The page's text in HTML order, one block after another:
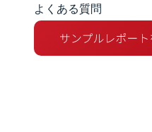
市場分析
トレンドとインサ
よくある質問